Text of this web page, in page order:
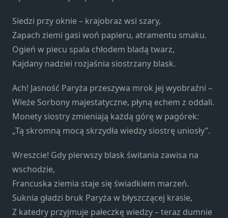
Siedzi przy oknie – krajobraz wsi szary,
Zapach ziemi gasi woń papieru, atramentu smaku.
Ogień w piecu spala chłodem bladą twarz,
Kajdany nadziei rozjaśnia siostrzany blask.
Ach! Jasność Paryża przeszywa mrok jej wyobraźni –
Wieże Sorbony majestatyczne, płyną echem z oddali.
Monety siostry zmieniają każdą górę w pagórek:
„Tą skromną mocą skrzydła wiedzy siostrę uniosły”.
Wreszcie! Gdy pierwszy blask świtania zawisa na
wschodzie,
Francuska ziemia staje się świadkiem marzeń.
Suknia gładzi bruk Paryża w błyszczącej krasie,
Z katedry przyjmuje pałeczkę wiedzy – teraz dumnie
swoje
zainteresowania i
zachowania
podczas
odwiedzania naszej
szansę na
zobaczenie
spersonalizowanych
treści i ofert.